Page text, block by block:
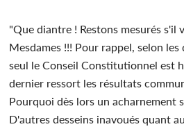
"Que diantre ! Restons mesurés s'il
Mesdames !!! Pour rappel, selon les
seul le Conseil Constitutionnel est
dernier ressort les résultats
Pourquoi dès lors un acharnement
D'autres desseins inavoués quant